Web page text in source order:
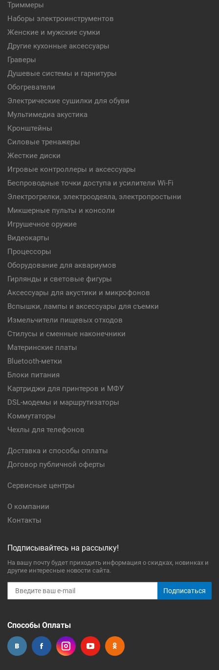
Триммеры
Наборы электроинструментов
Женские и мужские сумки
Другие кухонные аксессуары
Граверы
Душевые системы и гарнитуры
Обогреватели
Электрические сушилки для обуви
Мультимедиа акустика
Кронштейны
Силовые тренажеры
Жесткие диски
Игровые контроллеры и аксессуары
Беспроводные точки доступа и усилители Wi-Fi
Электрогрелки, электроодеяла, электропростыни
Микшерные пульты и консоли
Игрушечное оружие
Видеокарты
Процессоры
Оборудование для аквариумов
Гирлянды и световые фигуры
Аксессуары для акустики и микрофонов
Вспышки, лампы и аксессуары для съемки
Измельчители пищевых отходов
Стилусы и сменные наконечники
Материнские платы
Bluetooth-метки
Блоки питания
Картриджи для принтеров и МФУ
DSL-модемы и маршрутизаторы
Коммутаторы
Чехлы для телефонов
Доставка и способы оплаты
Договор публичной оферты
Сервисные центры
О компании
Контакты
Подписывайтесь на рассылку!
На вашу почту будет приходить информация о скидках, новинках и
другие интересные новости сайта.
Подписаться
Способы Оплаты